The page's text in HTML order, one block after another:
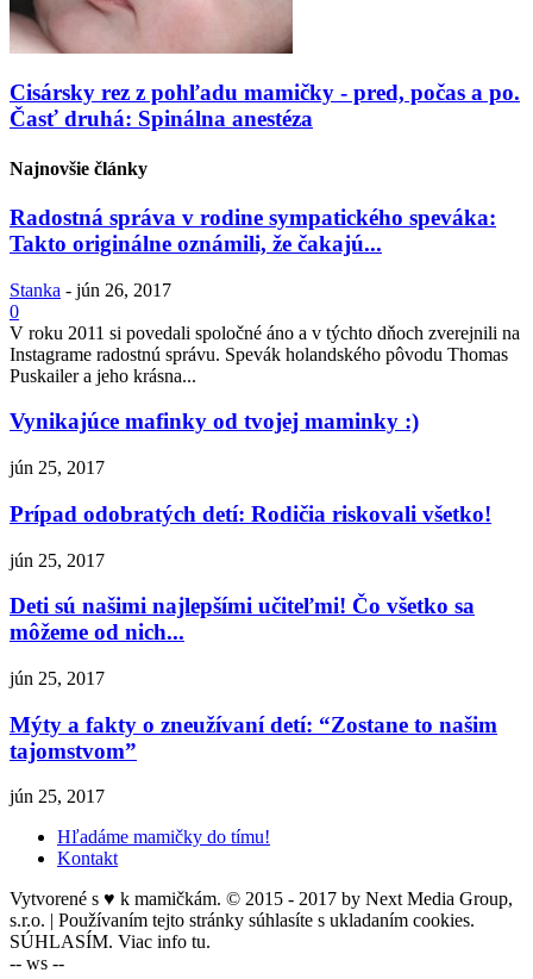
Cisársky rez z pohľadu mamičky - pred, počas a po.
Časť druhá: Spinálna anestéza
Najnovšie články
Radostná správa v rodine sympatického speváka:
Takto originálne oznámili, že čakajú...
Stanka - jún 26, 2017
0
V roku 2011 si povedali spoločné áno a v týchto dňoch zverejnili na
Instagrame radostnú správu. Spevák holandského pôvodu Thomas
Puskailer a jeho krásna...
Vynikajúce mafinky od tvojej maminky :)
jún 25, 2017
Prípad odobratých detí: Rodičia riskovali všetko!
jún 25, 2017
Deti sú našimi najlepšími učiteľmi! Čo všetko sa
môžeme od nich...
jún 25, 2017
Mýty a fakty o zneužívaní detí: “Zostane to našim
tajomstvom”
jún 25, 2017
Hľadáme mamičky do tímu!
Kontakt
Vytvorené s ♥ k mamičkám. © 2015 - 2017 by Next Media Group,
s.r.o. | Používaním tejto stránky súhlasíte s ukladaním cookies.
SÚHLASÍM. Viac info tu.
-- ws --